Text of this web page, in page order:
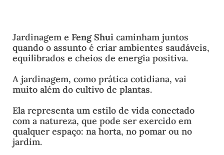
Jardinagem e Feng Shui caminham juntos
quando o assunto é criar ambientes saudáveis,
equilibrados e cheios de energia positiva.
A jardinagem, como prática cotidiana, vai
muito além do cultivo de plantas.
Ela representa um estilo de vida conectado
com a natureza, que pode ser exercido em
qualquer espaço: na horta, no pomar ou no
jardim.